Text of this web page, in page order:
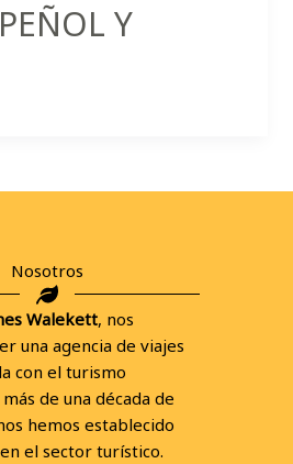
Y
Nosotros
Walekett, nos
una agencia de viajes
con el turismo
de una década de
hemos establecido
el sector turístico.